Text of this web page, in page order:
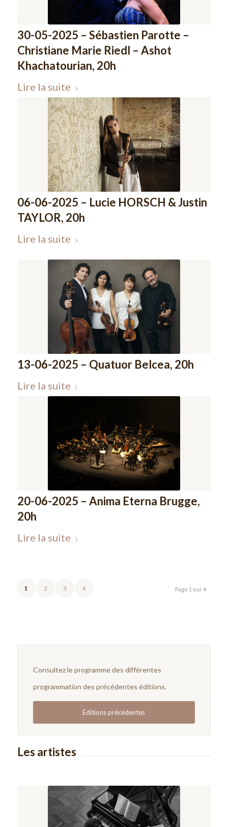
30-05-2025 – Sébastien Parotte –
Christiane Marie Riedl – Ashot
Khachatourian, 20h
Lire la suite
06-06-2025 – Lucie HORSCH & Justin
TAYLOR, 20h
Lire la suite
13-06-2025 – Quatuor Belcea, 20h
Lire la suite
20-06-2025 – Anima Eterna Brugge,
20h
Lire la suite
Page 1 sur 4
1 2 3 4
Consultez le programme des différentes
programmation des précédentes éditions.
Editions précédentes
Les artistes